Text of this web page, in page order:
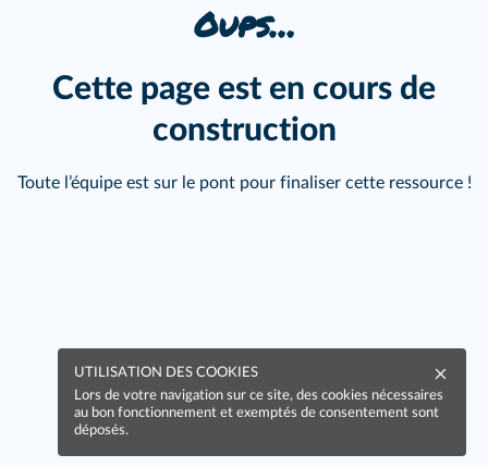
Oups…
Cette page est en cours de
construction
Toute l’équipe est sur le pont pour finaliser cette ressource !
UTILISATION DES COOKIES
Lors de votre navigation sur ce site, des cookies nécessaires
au bon fonctionnement et exemptés de consentement sont
déposés.